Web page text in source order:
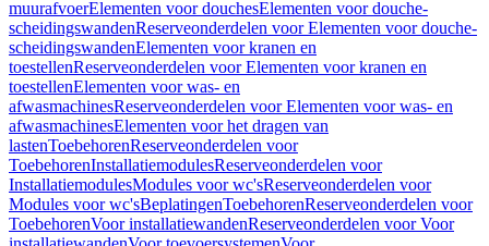
muurafvoerElementen voor douchesElementen voor douche-
scheidingswandenReserveonderdelen voor Elementen voor douche-
scheidingswandenElementen voor kranen en
toestellenReserveonderdelen voor Elementen voor kranen en
toestellenElementen voor was- en
afwasmachinesReserveonderdelen voor Elementen voor was- en
afwasmachinesElementen voor het dragen van
lastenToebehorenReserveonderdelen voor
ToebehorenInstallatiemodulesReserveonderdelen voor
InstallatiemodulesModules voor wc'sReserveonderdelen voor
Modules voor wc'sBeplatingenToebehorenReserveonderdelen voor
ToebehorenVoor installatiewandenReserveonderdelen voor Voor